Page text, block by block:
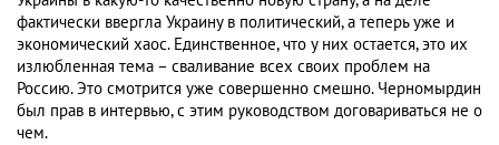
фактически ввергла Украину в политический, а теперь уже и
экономический хаос. Единственное, что у них остается, это их
излюбленная тема – сваливание всех своих проблем на
Россию. Это смотрится уже совершенно смешно. Черномырдин
был прав в интервью, с этим руководством договариваться не о
чем.